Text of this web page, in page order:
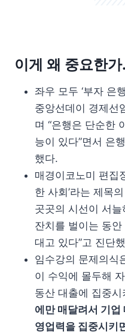
이게 왜 중요한가.
좌우 모두 ‘부자 은
중앙선데이 경제선
며 “은행은 단순한
능이 있다”면서 은
했다.
매경이코노미 편집
한 사회’라는 제목
곳곳의 시선이 서늘
잔치를 벌이는 동
대고 있다”고 진단
임수강의 문제의식
이 수익에 몰두해
동산 대출에 집중시
에만 매달려서 기업
영업력을 집중시키